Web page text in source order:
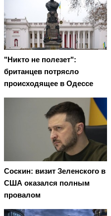
"Никто не полезет":
британцев потрясло
происходящее в Одессе
Соскин: визит Зеленского в
США оказался полным
провалом